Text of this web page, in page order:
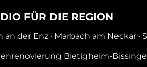
FÜR DIE REGION
an der Enz · Marbach am Neckar ·
Bietigheim-